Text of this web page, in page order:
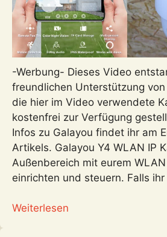
-Werbung- Dieses Video
freundlichen Unterstützung
die hier im Video verwendete
kostenfrei zur Verfügung
Infos zu Galayou findet ihr am
Artikels. Galayou Y4 WLAN IP
Außenbereich mit eurem
einrichten und steuern. Falls
Weiterlesen